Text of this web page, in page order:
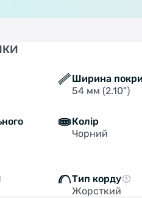
Ширина
54 мм (2.10")
Колір
Чорний
Тип корду
Жорсткий